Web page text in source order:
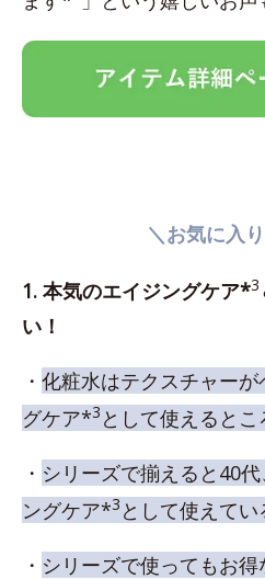
＼お気に入
1. 本気のエイジングケア*3
い！
・ 化粧水はテクスチャー
グケア*3として使えるとこ
・ シリーズで揃えると40
ングケア*3として使えてい
・ シリーズで使ってもお